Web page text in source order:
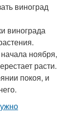
виноград
винограда
ноября,
расти.
покоя, и